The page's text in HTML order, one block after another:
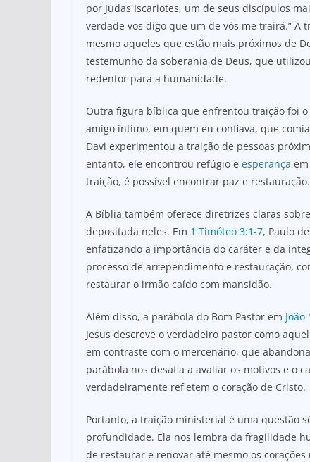
por Judas Iscariotes, um de seus discípulos
verdade vos digo que um de vós me trairá.” A
mesmo aqueles que estão mais próximos de
testemunho da soberania de Deus, que
redentor para a humanidade.
Outra figura bíblica que enfrentou traição foi o
amigo íntimo, em quem eu confiava, que
Davi experimentou a traição de pessoas
entanto, ele encontrou refúgio e esperança
traição, é possível encontrar paz e restauração.
A Bíblia também oferece diretrizes claras
depositada neles. Em 1 Timóteo 3:1-7, Paulo
enfatizando a importância do caráter e da
processo de arrependimento e restauração,
restaurar o irmão caído com mansidão.
Além disso, a parábola do Bom Pastor em João
Jesus descreve o verdadeiro pastor como
em contraste com o mercenário, que
parábola nos desafia a avaliar os motivos e o
verdadeiramente refletem o coração de Cristo.
Portanto, a traição ministerial é uma questão
profundidade. Ela nos lembra da fragilidade
de restaurar e renovar até mesmo os